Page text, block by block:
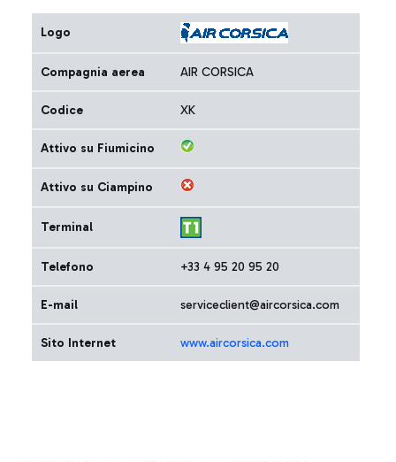
Logo
Compagnia aerea AIR CORSICA
Codice XK
Attivo su Fiumicino
Attivo su Ciampino
Terminal
Telefono +33 4 95 20 95 20
E-mail serviceclient@aircorsica.com
Sito Internet www.aircorsica.com